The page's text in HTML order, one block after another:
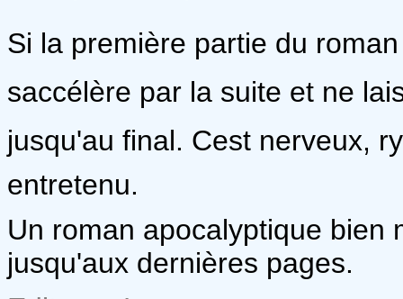
Si la première partie du
saccélère par la suite et ne
jusqu'au final. Cest nerveux,
entretenu.
Un roman apocalyptique bien
jusqu'aux dernières pages.